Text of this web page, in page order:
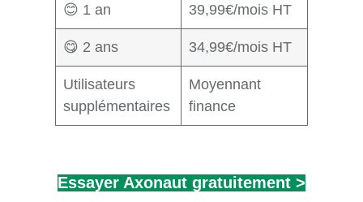
😊 1 an 39,99€/mois HT
😋 2 ans 34,99€/mois HT
Utilisateurs
supplémentaires
Moyennant
finance
Essayer Axonaut gratuitement >